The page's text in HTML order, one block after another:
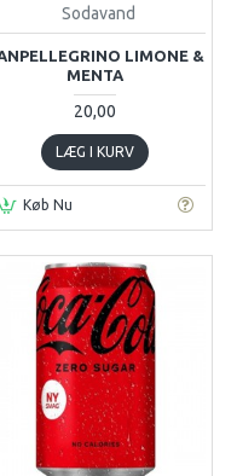
Sodavand
LIMONE &
MENTA
20,00
LÆG I KURV
Køb Nu